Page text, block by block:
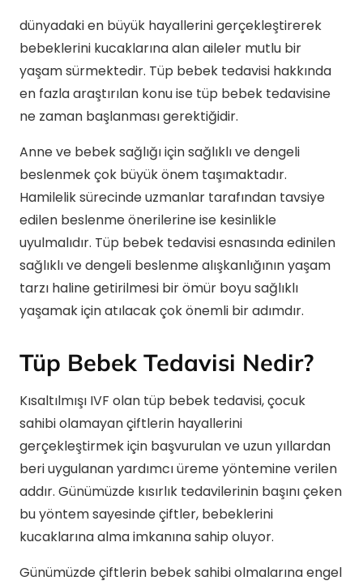
dünyadaki en büyük hayallerini gerçekleştirerek
bebeklerini kucaklarına alan aileler mutlu bir
yaşam sürmektedir. Tüp bebek tedavisi hakkında
en fazla araştırılan konu ise tüp bebek tedavisine
ne zaman başlanması gerektiğidir.
Anne ve bebek sağlığı için sağlıklı ve dengeli
beslenmek çok büyük önem taşımaktadır.
Hamilelik sürecinde uzmanlar tarafından tavsiye
edilen beslenme önerilerine ise kesinlikle
uyulmalıdır. Tüp bebek tedavisi esnasında edinilen
sağlıklı ve dengeli beslenme alışkanlığının yaşam
tarzı haline getirilmesi bir ömür boyu sağlıklı
yaşamak için atılacak çok önemli bir adımdır.
Tüp Bebek Tedavisi Nedir?
Kısaltılmışı IVF olan tüp bebek tedavisi, çocuk
sahibi olamayan çiftlerin hayallerini
gerçekleştirmek için başvurulan ve uzun yıllardan
beri uygulanan yardımcı üreme yöntemine verilen
addır. Günümüzde kısırlık tedavilerinin başını çeken
bu yöntem sayesinde çiftler, bebeklerini
kucaklarına alma imkanına sahip oluyor.
Günümüzde çiftlerin bebek sahibi olmalarına engel